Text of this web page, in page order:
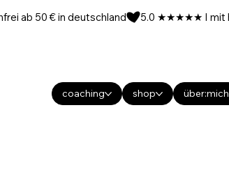
ab 50 € in deutschland
coaching shop über:mich